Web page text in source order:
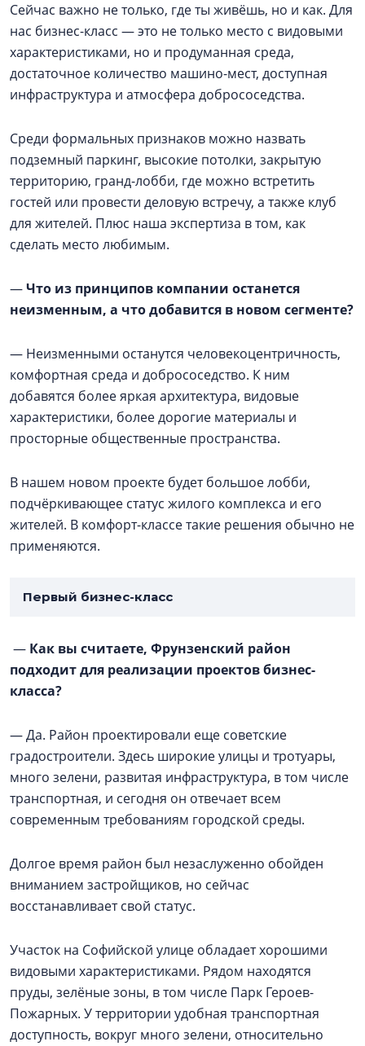
Сейчас важно не только, где ты живёшь, но и как. Для
нас бизнес-класс — это не только место с видовыми
характеристиками, но и продуманная среда,
достаточное количество машино-мест, доступная
инфраструктура и атмосфера добрососедства.
Среди формальных признаков можно назвать
подземный паркинг, высокие потолки, закрытую
территорию, гранд-лобби, где можно встретить
гостей или провести деловую встречу, а также клуб
для жителей. Плюс наша экспертиза в том, как
сделать место любимым.
—Что из принципов компании останется
неизменным, а что добавится в новом сегменте?
— Неизменными останутся человекоцентричность,
комфортная среда и добрососедство. К ним
добавятся более яркая архитектура, видовые
характеристики, более дорогие материалы и
просторные общественные пространства.
В нашем новом проекте будет большое лобби,
подчёркивающее статус жилого комплекса и его
жителей. В комфорт-классе такие решения обычно не
применяются.
Первый бизнес-класс
— Как вы считаете, Фрунзенский район
подходит для реализации проектов бизнес-
класса?
— Да. Район проектировали еще советские
градостроители. Здесь широкие улицы и тротуары,
много зелени, развитая инфраструктура, в том числе
транспортная, и сегодня он отвечает всем
современным требованиям городской среды.
Долгое время район был незаслуженно обойден
вниманием застройщиков, но сейчас
восстанавливает свой статус.
Участок на Софийской улице обладает хорошими
видовыми характеристиками. Рядом находятся
пруды, зелёные зоны, в том числе Парк Героев-
Пожарных. У территории удобная транспортная
доступность, вокруг много зелени, относительно